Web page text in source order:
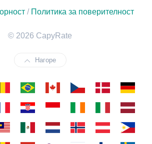
/ Политика за поверителност
© 2026 CapyRate
Нагоре